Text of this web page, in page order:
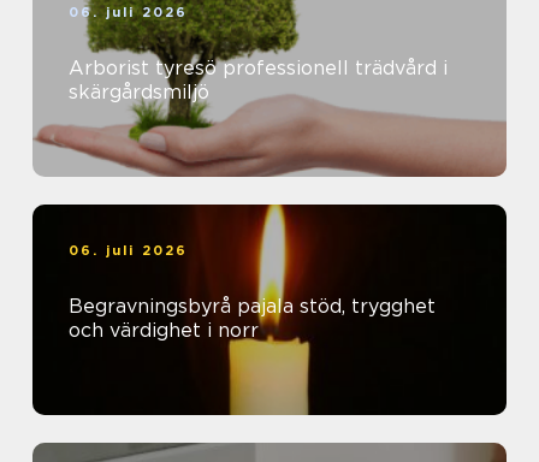
06. juli 2026
Arborist tyresö professionell trädvård i
skärgårdsmiljö
06. juli 2026
Begravningsbyrå pajala stöd, trygghet
och värdighet i norr